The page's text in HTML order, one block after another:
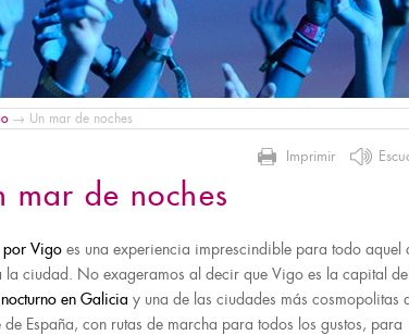
→ Un mar de noches
Imprimir
mar de noches
por Vigo es una experiencia imprescindible para todo aquel
la ciudad. No exageramos al decir que Vigo es la capital del
en Galicia y una de las ciudades más cosmopolitas
de España, con rutas de marcha para todos los gustos, para